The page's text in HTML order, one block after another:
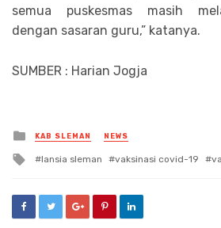
semua puskesmas masih
dengan sasaran guru,” katanya.
SUMBER : Harian Jogja
Posted
in
KAB SLEMAN NEWS
Tagged
lansia sleman vaksinasi covid-19